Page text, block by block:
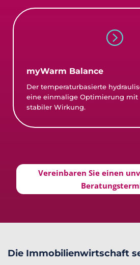
=
myWarm Balance
Der temperaturbasierte
eine einmalige Optimierung mit
stabiler Wirkung.
Vereinbaren Sie einen
Die Immobilienwirtschaft